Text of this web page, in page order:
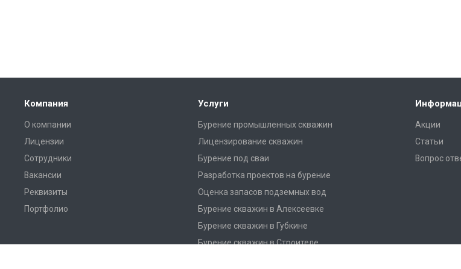
Компания
О компании
Лицензии
Сотрудники
Вакансии
Реквизиты
Портфолио
Услуги
Бурение промышленных скважин
Лицензирование скважин
Бурение под сваи
Разработка проектов на бурение
Оценка запасов подземных вод
Бурение скважин в Алексеевке
Бурение скважин в Губкине
Бурение скважин в Строителе
Акции
Статьи
Вопрос